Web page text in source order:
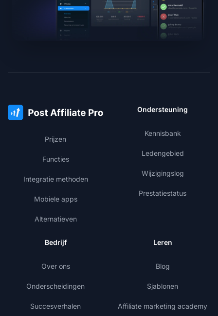
Prijzen
Functies
Integratie methoden
Mobiele apps
Alternatieven
Ondersteuning
Kennisbank
Ledengebied
Wijzigingslog
Prestatiestatus
Bedrijf
Over ons
Onderscheidingen
Succesverhalen
Leren
Blog
Sjablonen
Affiliate marketing academy